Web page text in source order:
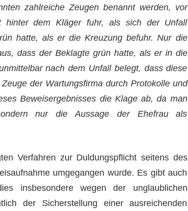
zahlreiche Zeugen benannt werden, vor
hinter dem Kläger fuhr, als sich der Unfall
hatte, als er die Kreuzung befuhr. Nur die
dass der Beklagte grün hatte, als er in die
nach dem Unfall belegt, dass diese
der Wartungsfirma durch Protokolle und
Beweisergebnisses die Klage ab, da man
nur die Aussage der Ehefrau als
Verfahren zur Duldungspflicht seitens des
umgegangen wurde. Es gibt auch
insbesondere wegen der unglaublichen
der Sicherstellung einer ausreichenden